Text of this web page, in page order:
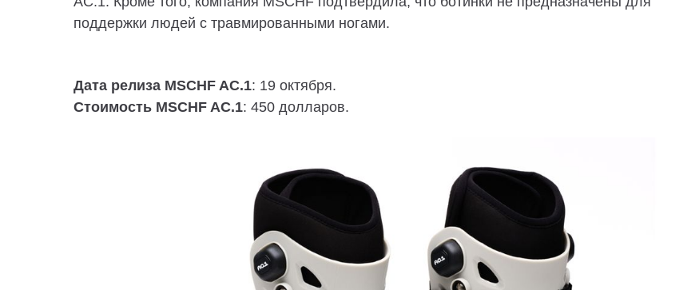
поддержки людей с травмированными ногами.
Дата релиза MSCHF AC.1: 19 октября.
Стоимость MSCHF AC.1: 450 долларов.